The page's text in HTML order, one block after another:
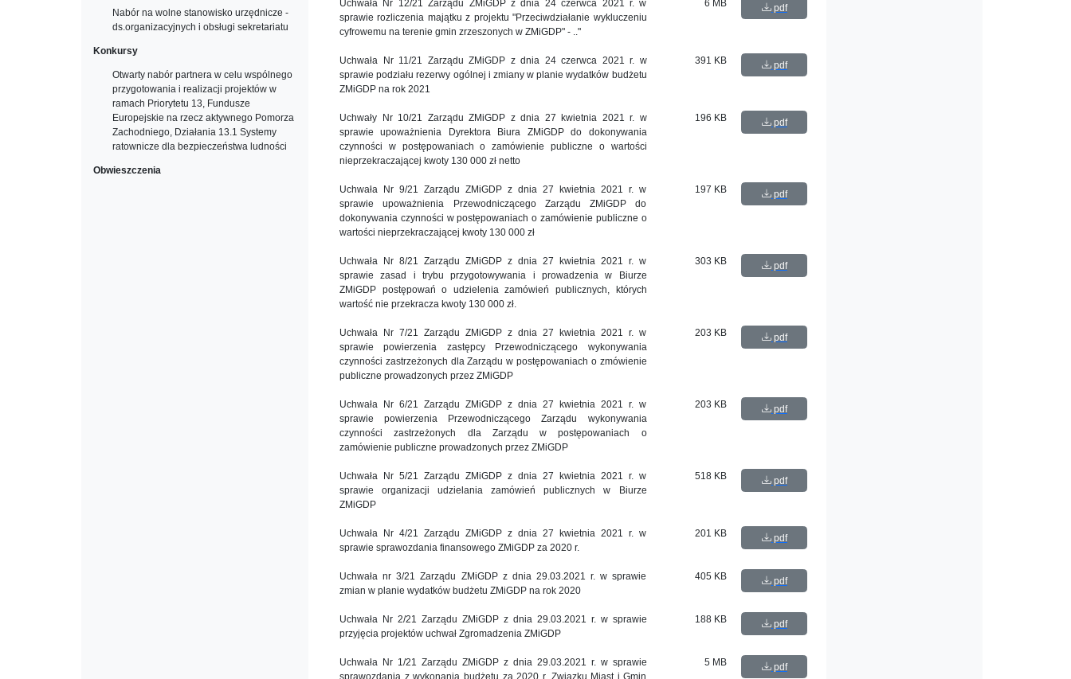
Nabór na wolne stanowisko urzędnicze -
ds.organizacyjnych i obsługi sekretariatu
Konkursy
Otwarty nabór partnera w celu wspólnego
przygotowania i realizacji projektów w
ramach Priorytetu 13, Fundusze
Europejskie na rzecz aktywnego Pomorza
Zachodniego, Działania 13.1 Systemy
ratownicze dla bezpieczeństwa ludności
Obwieszczenia
Uchwała Nr 12/21 Zarządu ZMiGDP z dnia 24 czerwca 2021 r. w
sprawie rozliczenia majątku z projektu "Przeciwdziałanie wykluczeniu
cyfrowemu na terenie gmin zrzeszonych w ZMiGDP" - .."
6 MB pdf
Uchwała Nr 11/21 Zarządu ZMiGDP z dnia 24 czerwca 2021 r. w
sprawie podziału rezerwy ogólnej i zmiany w planie wydatków budżetu
ZMiGDP na rok 2021
391 KB pdf
Uchwały Nr 10/21 Zarządu ZMiGDP z dnia 27 kwietnia 2021 r. w
sprawie upoważnienia Dyrektora Biura ZMiGDP do dokonywania
czynności w postępowaniach o zamówienie publiczne o wartości
nieprzekraczającej kwoty 130 000 zł netto
196 KB pdf
Uchwała Nr 9/21 Zarządu ZMiGDP z dnia 27 kwietnia 2021 r. w
sprawie upoważnienia Przewodniczącego Zarządu ZMiGDP do
dokonywania czynności w postępowaniach o zamówienie publiczne o
wartości nieprzekraczającej kwoty 130 000 zł
197 KB pdf
Uchwała Nr 8/21 Zarządu ZMiGDP z dnia 27 kwietnia 2021 r. w
sprawie zasad i trybu przygotowywania i prowadzenia w Biurze
ZMiGDP postępowań o udzielenia zamówień publicznych, których
wartość nie przekracza kwoty 130 000 zł.
303 KB pdf
Uchwała Nr 7/21 Zarządu ZMiGDP z dnia 27 kwietnia 2021 r. w
sprawie powierzenia zastępcy Przewodniczącego wykonywania
czynności zastrzeżonych dla Zarządu w postępowaniach o zmówienie
publiczne prowadzonych przez ZMiGDP
203 KB pdf
Uchwała Nr 6/21 Zarządu ZMiGDP z dnia 27 kwietnia 2021 r. w
sprawie powierzenia Przewodniczącego Zarządu wykonywania
czynności zastrzeżonych dla Zarządu w postępowaniach o
zamówienie publiczne prowadzonych przez ZMiGDP
203 KB pdf
Uchwała Nr 5/21 Zarządu ZMiGDP z dnia 27 kwietnia 2021 r. w
sprawie organizacji udzielania zamówień publicznych w Biurze
ZMiGDP
518 KB pdf
Uchwała Nr 4/21 Zarządu ZMiGDP z dnia 27 kwietnia 2021 r. w
sprawie sprawozdania finansowego ZMiGDP za 2020 r.
201 KB pdf
Uchwała nr 3/21 Zarządu ZMiGDP z dnia 29.03.2021 r. w sprawie
zmian w planie wydatków budżetu ZMiGDP na rok 2020
405 KB pdf
Uchwała Nr 2/21 Zarządu ZMiGDP z dnia 29.03.2021 r. w sprawie
przyjęcia projektów uchwał Zgromadzenia ZMiGDP
188 KB pdf
Uchwała Nr 1/21 Zarządu ZMiGDP z dnia 29.03.2021 r. w sprawie
sprawozdania z wykonania budżetu za 2020 r. Związku Miast i Gmin
5 MB pdf